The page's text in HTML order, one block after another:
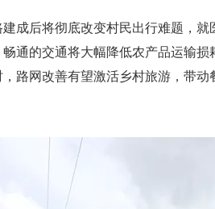
后将彻底改变村民出行难题，就
通的交通将大幅降低农产品运输
路网改善有望激活乡村旅游，带